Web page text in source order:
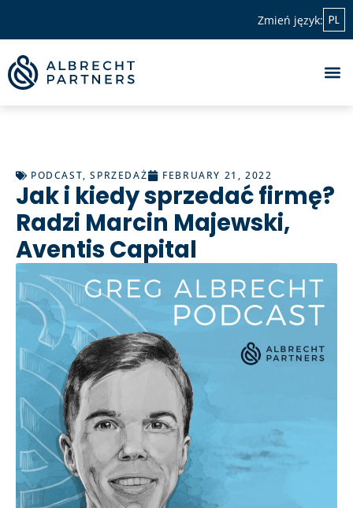
Zmień język: PL
PODCAST,SPRZEDAŻ FEBRUARY 21, 2022
Jak i kiedy sprzedać firmę?
Radzi Marcin Majewski,
Aventis Capital